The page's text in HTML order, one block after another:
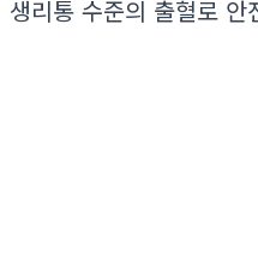
생리통 수준의 출혈로